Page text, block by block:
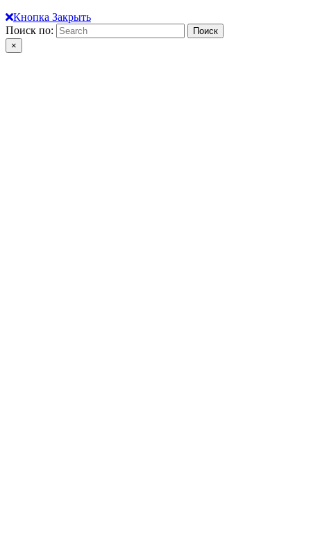
Кнопка Закрыть
Поиск по:
×